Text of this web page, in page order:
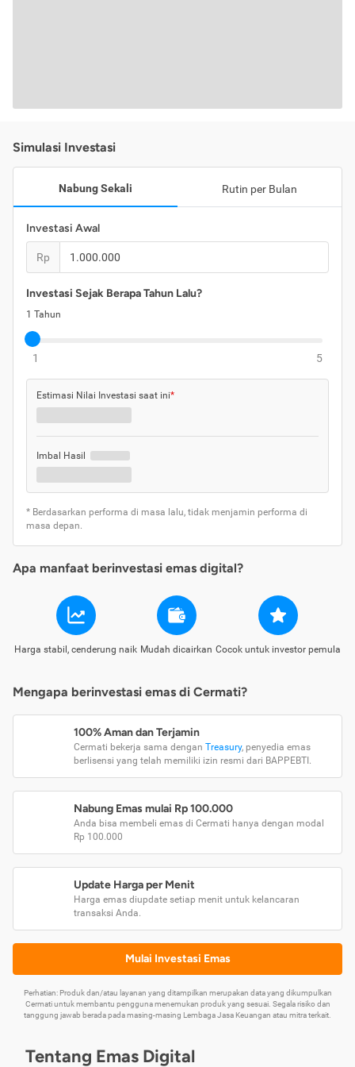
Simulasi Investasi
Nabung Sekali Rutin per Bulan
Investasi Awal
Rp
Investasi Sejak Berapa Tahun Lalu?
1 Tahun
1 5
Estimasi Nilai Investasi saat ini*
Imbal Hasil
* Berdasarkan performa di masa lalu, tidak menjamin performa di
masa depan.
Apa manfaat berinvestasi emas digital?
Harga stabil, cenderung naik Mudah dicairkan Cocok untuk investor pemula
Mengapa berinvestasi emas di Cermati?
100% Aman dan Terjamin
Cermati bekerja sama dengan Treasury, penyedia emas
berlisensi yang telah memiliki izin resmi dari BAPPEBTI.
Nabung Emas mulai Rp 100.000
Anda bisa membeli emas di Cermati hanya dengan modal
Rp 100.000
Update Harga per Menit
Harga emas diupdate setiap menit untuk kelancaran
transaksi Anda.
Mulai Investasi Emas
Perhatian: Produk dan/atau layanan yang ditampilkan merupakan data yang dikumpulkan
Cermati untuk membantu pengguna menemukan produk yang sesuai. Segala risiko dan
tanggung jawab berada pada masing-masing Lembaga Jasa Keuangan atau mitra terkait.
Tentang Emas Digital